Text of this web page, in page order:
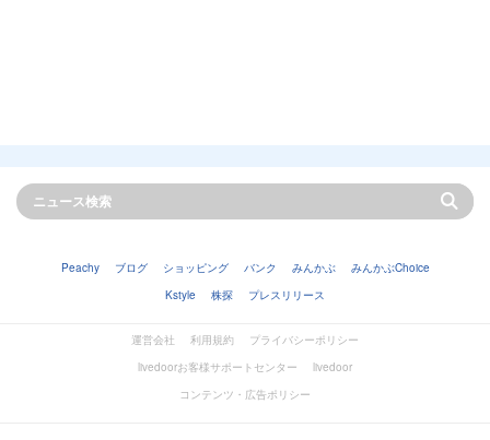
Peachy ブログ ショッピング バンク みんかぶ
みんかぶChoice
Kstyle
株探 プレスリリース
運営会社 利用規約
プライバシーポリシー
livedoorお客様サポートセンター
livedoor
コンテンツ・広告ポリシー